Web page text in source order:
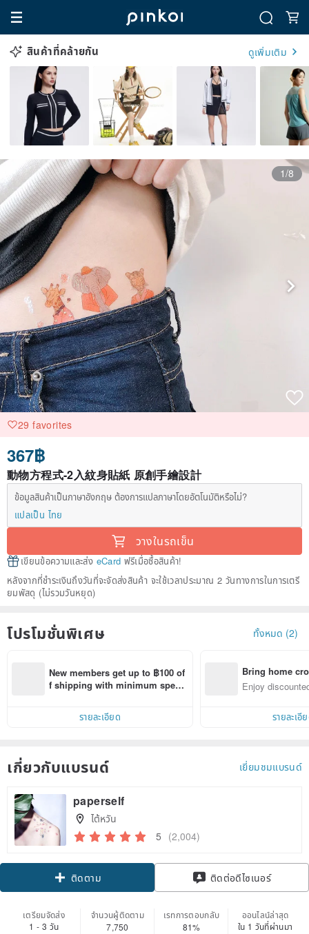
สินค้าที่คล้ายกัน ดูเพิ่มเติม
1/8
29 favorites
367฿
動物方程式-2入紋身貼紙 原創手繪設計
ข้อมูลสินค้าเป็นภาษาอังกฤษ ต้องการแปลภาษาโดยอัตโนมัติหรือไม่?
แปลเป็น ไทย
วางในรถเข็น
เขียนข้อความและส่ง eCard ฟรีเมื่อซื้อสินค้า!
หลังจากที่ชำระเงินถึงวันที่จะจัดส่งสินค้า จะใช้เวลาประมาณ 2 วันทางการในการเตรี
ยมพัสดุ (ไม่รวมวันหยุด)
โปรโมชั่นพิเศษ ทั้งหมด (2)
New members get up to ฿100 of
f shipping with minimum spen
within 7 days!
รายละเอียด
Bring home
n with ease
Enjoy
รายละเอี
เกี่ยวกับแบรนด์ เยี่ยมชมแบรนด์
paperself
ไต้หวัน
5 (2,004)
ติดตาม ติดต่อดีไซเนอร์
เตรียมจัดส่ง
1 - 3 วัน
จำนวนผู้ติดตาม
7,750
เรทการตอบกลับ
81%
ออนไลน์ล่าสุด
ใน 1 วันที่ผ่านมา